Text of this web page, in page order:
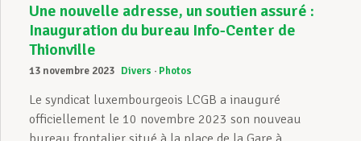
Une nouvelle adresse, un soutien assuré :
Inauguration du bureau Info-Center de
Thionville
13 novembre 2023 Divers Photos
Le syndicat luxembourgeois LCGB a inauguré
officiellement le 10 novembre 2023 son nouveau